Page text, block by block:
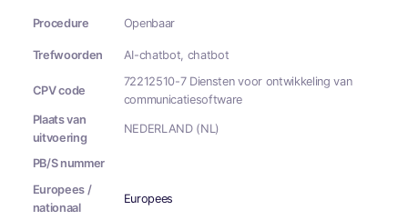
Procedure Openbaar
Trefwoorden AI-chatbot, chatbot
CPV code
72212510-7 Diensten voor ontwikkeling van
communicatiesoftware
Plaats van
uitvoering
NEDERLAND (NL)
PB/S nummer
Europees /
nationaal
Europees